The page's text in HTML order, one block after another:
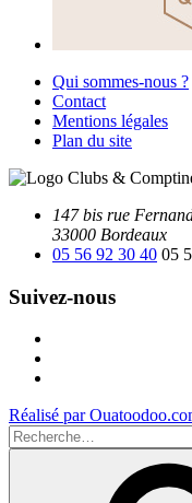
Qui sommes-nous ?
Contact
Mentions légales
Plan du site
147 bis rue
33000 Bordeaux
05 56 92 30 40 05
Suivez-nous
Réalisé par
Recherche
pour